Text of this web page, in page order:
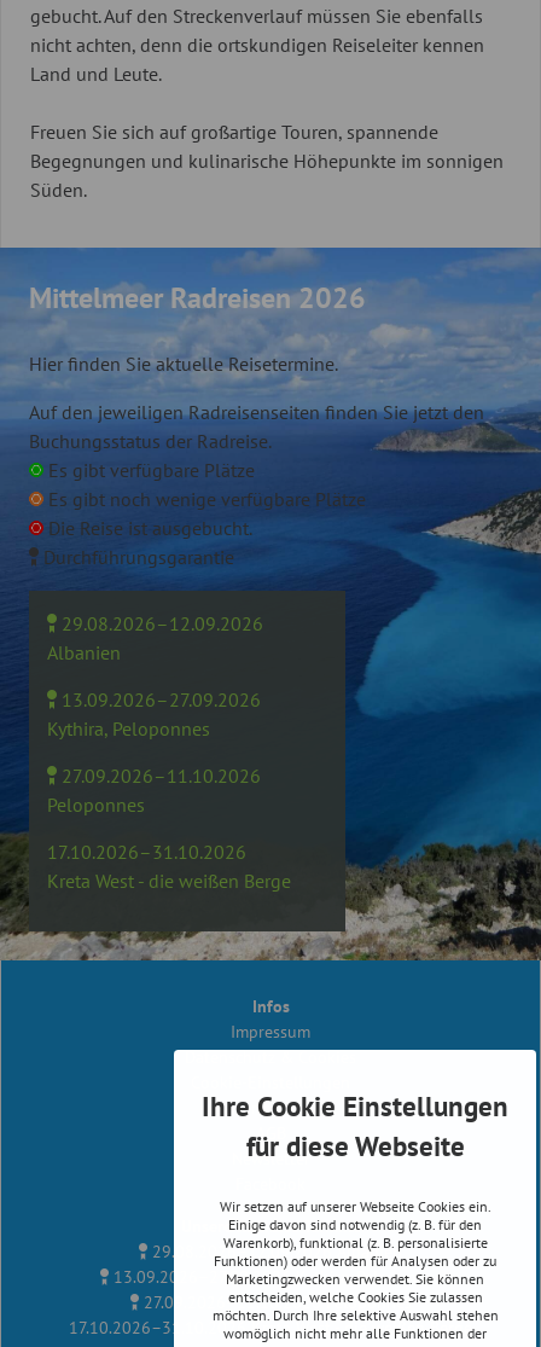
gebucht. Auf den Streckenverlauf müssen Sie ebenfalls
nicht achten, denn die ortskundigen Reiseleiter kennen
Land und Leute.
Freuen Sie sich auf großartige Touren, spannende
Begegnungen und kulinarische Höhepunkte im sonnigen
Süden.
Mittelmeer Radreisen 2026
Hier finden Sie aktuelle Reisetermine.
Auf den jeweiligen Radreisenseiten finden Sie jetzt den
Buchungsstatus der Radreise.
Es gibt verfügbare Plätze
Es gibt noch wenige verfügbare Plätze
Die Reise ist ausgebucht.
Durchführungsgarantie
29.08.2026–12.09.2026
Albanien
13.09.2026–27.09.2026
Kythira, Peloponnes
27.09.2026–11.10.2026
Peloponnes
17.10.2026–31.10.2026
Kreta West - die weißen Berge
Infos
Impressum
Datenschutz & Cookies
Reiserichtlinien
AGB
Newsletter
Unsere Radreise Termine
29.08.2026–12.09.2026 Albanien
13.09.2026–27.09.2026 Kythira, Peloponnes
27.09.2026–11.10.2026 Peloponnes
17.10.2026–31.10.2026 Kreta West - die weißen Berge
Ihre Cookie Einstellungen
für diese Webseite
Wir setzen auf unserer Webseite Cookies ein.
Einige davon sind notwendig (z. B. für den
Warenkorb), funktional (z. B. personalisierte
Funktionen) oder werden für Analysen oder zu
Marketingzwecken verwendet. Sie können
entscheiden, welche Cookies Sie zulassen
möchten. Durch Ihre selektive Auswahl stehen
womöglich nicht mehr alle Funktionen der